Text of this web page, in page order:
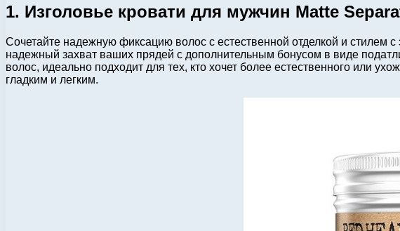
1. Изголовье кровати для мужчин Matte
Сочетайте надежную фиксацию волос с естественной отделкой и стилем
надежный захват ваших прядей с дополнительным бонусом в виде
волос, идеально подходит для тех, кто хочет более естественного или
гладким и легким.